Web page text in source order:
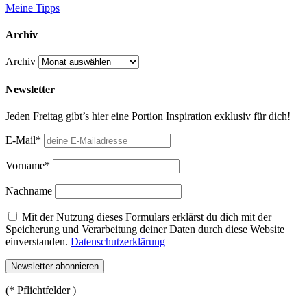
Meine Tipps
Archiv
Archiv
Newsletter
Jeden Freitag gibt’s hier eine Portion Inspiration exklusiv für dich!
E-Mail*
Vorname*
Nachname
Mit der Nutzung dieses Formulars erklärst du dich mit der
Speicherung und Verarbeitung deiner Daten durch diese Website
einverstanden. Datenschutzerklärung
(* Pflichtfelder )